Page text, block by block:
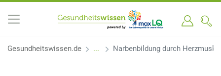
Gesundheitswissen.de Narbenbildung durch